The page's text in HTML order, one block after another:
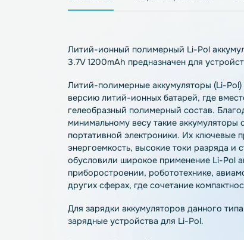
Описание Характеристики
Литий-ионный полимерный Li-Pol
3.7V 1200mAh предназначен для
Литий-полимерные аккумуляторы
версию литий-ионных батарей, где
гелеобразный полимерный состав.
минимальному весу такие
портативной электроники. Их
энергоемкость, высокие токи